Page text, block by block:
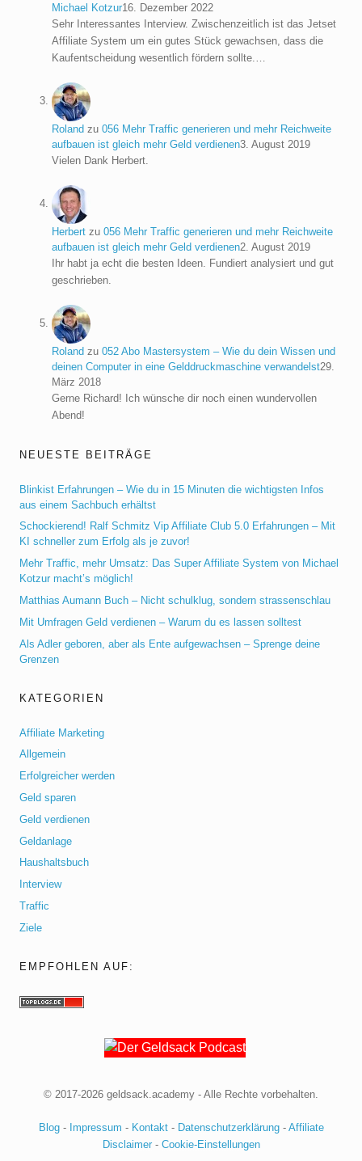
Michael Kotzur16. Dezember 2022
Sehr Interessantes Interview. Zwischenzeitlich ist das Jetset
Affiliate System um ein gutes Stück gewachsen, dass die
Kaufentscheidung wesentlich fördern sollte.…
Roland zu 056 Mehr Traffic generieren und mehr Reichweite
aufbauen ist gleich mehr Geld verdienen3. August 2019
Vielen Dank Herbert.
Herbert zu 056 Mehr Traffic generieren und mehr Reichweite
aufbauen ist gleich mehr Geld verdienen2. August 2019
Ihr habt ja echt die besten Ideen. Fundiert analysiert und gut
geschrieben.
Roland zu 052 Abo Mastersystem – Wie du dein Wissen und
deinen Computer in eine Gelddruckmaschine verwandelst29.
März 2018
Gerne Richard! Ich wünsche dir noch einen wundervollen
Abend!
NEUESTE BEITRÄGE
Blinkist Erfahrungen – Wie du in 15 Minuten die wichtigsten Infos
aus einem Sachbuch erhältst
Schockierend! Ralf Schmitz Vip Affiliate Club 5.0 Erfahrungen – Mit
KI schneller zum Erfolg als je zuvor!
Mehr Traffic, mehr Umsatz: Das Super Affiliate System von Michael
Kotzur macht’s möglich!
Matthias Aumann Buch – Nicht schulklug, sondern strassenschlau
Mit Umfragen Geld verdienen – Warum du es lassen solltest
Als Adler geboren, aber als Ente aufgewachsen – Sprenge deine
Grenzen
KATEGORIEN
Affiliate Marketing
Allgemein
Erfolgreicher werden
Geld sparen
Geld verdienen
Geldanlage
Haushaltsbuch
Interview
Traffic
Ziele
EMPFOHLEN AUF:
© 2017-2026 geldsack.academy - Alle Rechte vorbehalten.
Blog- Impressum - Kontakt- Datenschutzerklärung- Affiliate
Disclaimer- Cookie-Einstellungen